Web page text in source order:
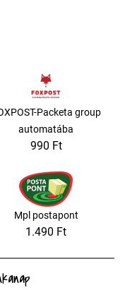
Packeta group
automatába
990 Ft
Mpl postapont
1.490 Ft